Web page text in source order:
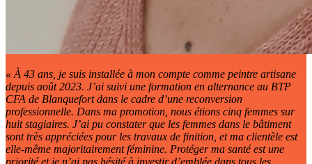
« À 43 ans, je suis installée à mon compte comme peintre artisane
depuis août 2023. J’ai suivi une formation en alternance au BTP
CFA de Blanquefort dans le cadre d’une reconversion
professionnelle. Dans ma promotion, nous étions cinq femmes sur
huit stagiaires. J’ai pu constater que les femmes dans le bâtiment
sont très appréciées pour les travaux de finition, et ma clientèle est
elle-même majoritairement féminine. Protéger ma santé est une
priorité et je n’ai pas hésité à investir d’emblée dans tous les